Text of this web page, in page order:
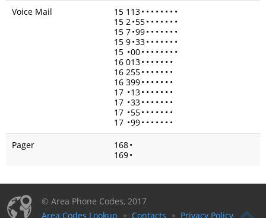
Voice Mail
15 113• • • • • • • •
15 2•55• • • • • • •
15 7•99• • • • • • •
15 9•33• • • • • • •
15 •00• • • • • • • •
16 013• • • • • • •
16 255• • • • • • •
16 399• • • • • • •
17 •13• • • • • • •
17 •33• • • • • • •
17 •55• • • • • • •
17 •99• • • • • • •
Pager
168•
169•
© Area Phone Codes, 2017
Area Codes Lookup
Contacts Privacy Policy